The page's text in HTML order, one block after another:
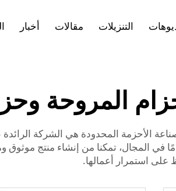
أخبار مقالات التنزيلات
المروحة
الصناعية. نحن شركة ذات خبرة، مع 20 عامًا في المجال،
استمرار أعمالها.